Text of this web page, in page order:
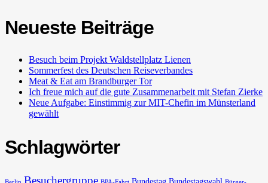
Neueste Beiträge
Besuch beim Projekt Waldstellplatz Lienen
Sommerfest des Deutschen Reiseverbandes
Meat & Eat am Brandburger Tor
Ich freue mich auf die gute Zusammenarbeit mit Stefan Zierke
Neue Aufgabe: Einstimmig zur MIT-Chefin im Münsterland
gewählt
Schlagwörter
Besuchergruppe Bundestag Bundestagswahl